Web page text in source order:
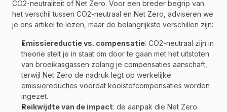
CO2-neutraliteit of Net Zero. Voor een breder begrip van
het verschil tussen CO2-neutraal en Net Zero, adviseren we
je ons artikel te lezen, maar de belangrijkste verschillen zijn:
Emissiereductie vs. compensatie: CO2-neutraal zijn in
theorie stelt je in staat om door te gaan met het uitstoten
van broeikasgassen zolang je compensaties aanschaft,
terwijl Net Zero de nadruk legt op werkelijke
emissiereducties voordat koolstofcompensaties worden
ingezet.
Reikwijdte van de impact: de aanpak die Net Zero